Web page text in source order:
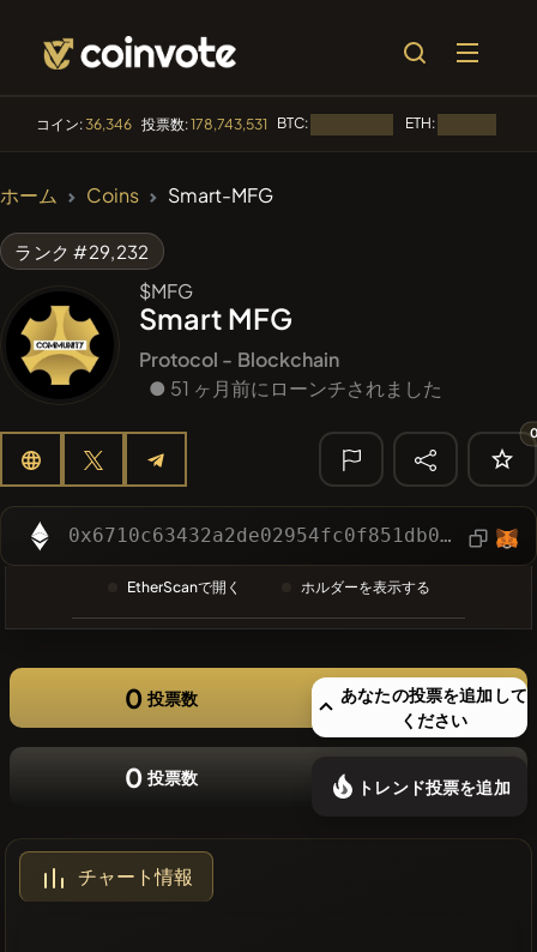
コイン:36,346 投票数:178,743,531 BTC: ETH:
BullSync BULLSYNC
#1135
YellowCatz
#143
❌最近のコ
インはあり
ません
ホーム Coins Smart-MFG
ランク #29,232
$MFG
Smart MFG
Protocol - Blockchain
● 51 ヶ月前にローンチされました
0x6710c63432a2de02954fc0f851db07146a6c0312
EtherScanで開く ホルダーを表示する
0 投票数
あなたの投票を追加して
ください
0 投票数 トレンド投票を追加
チャート情報